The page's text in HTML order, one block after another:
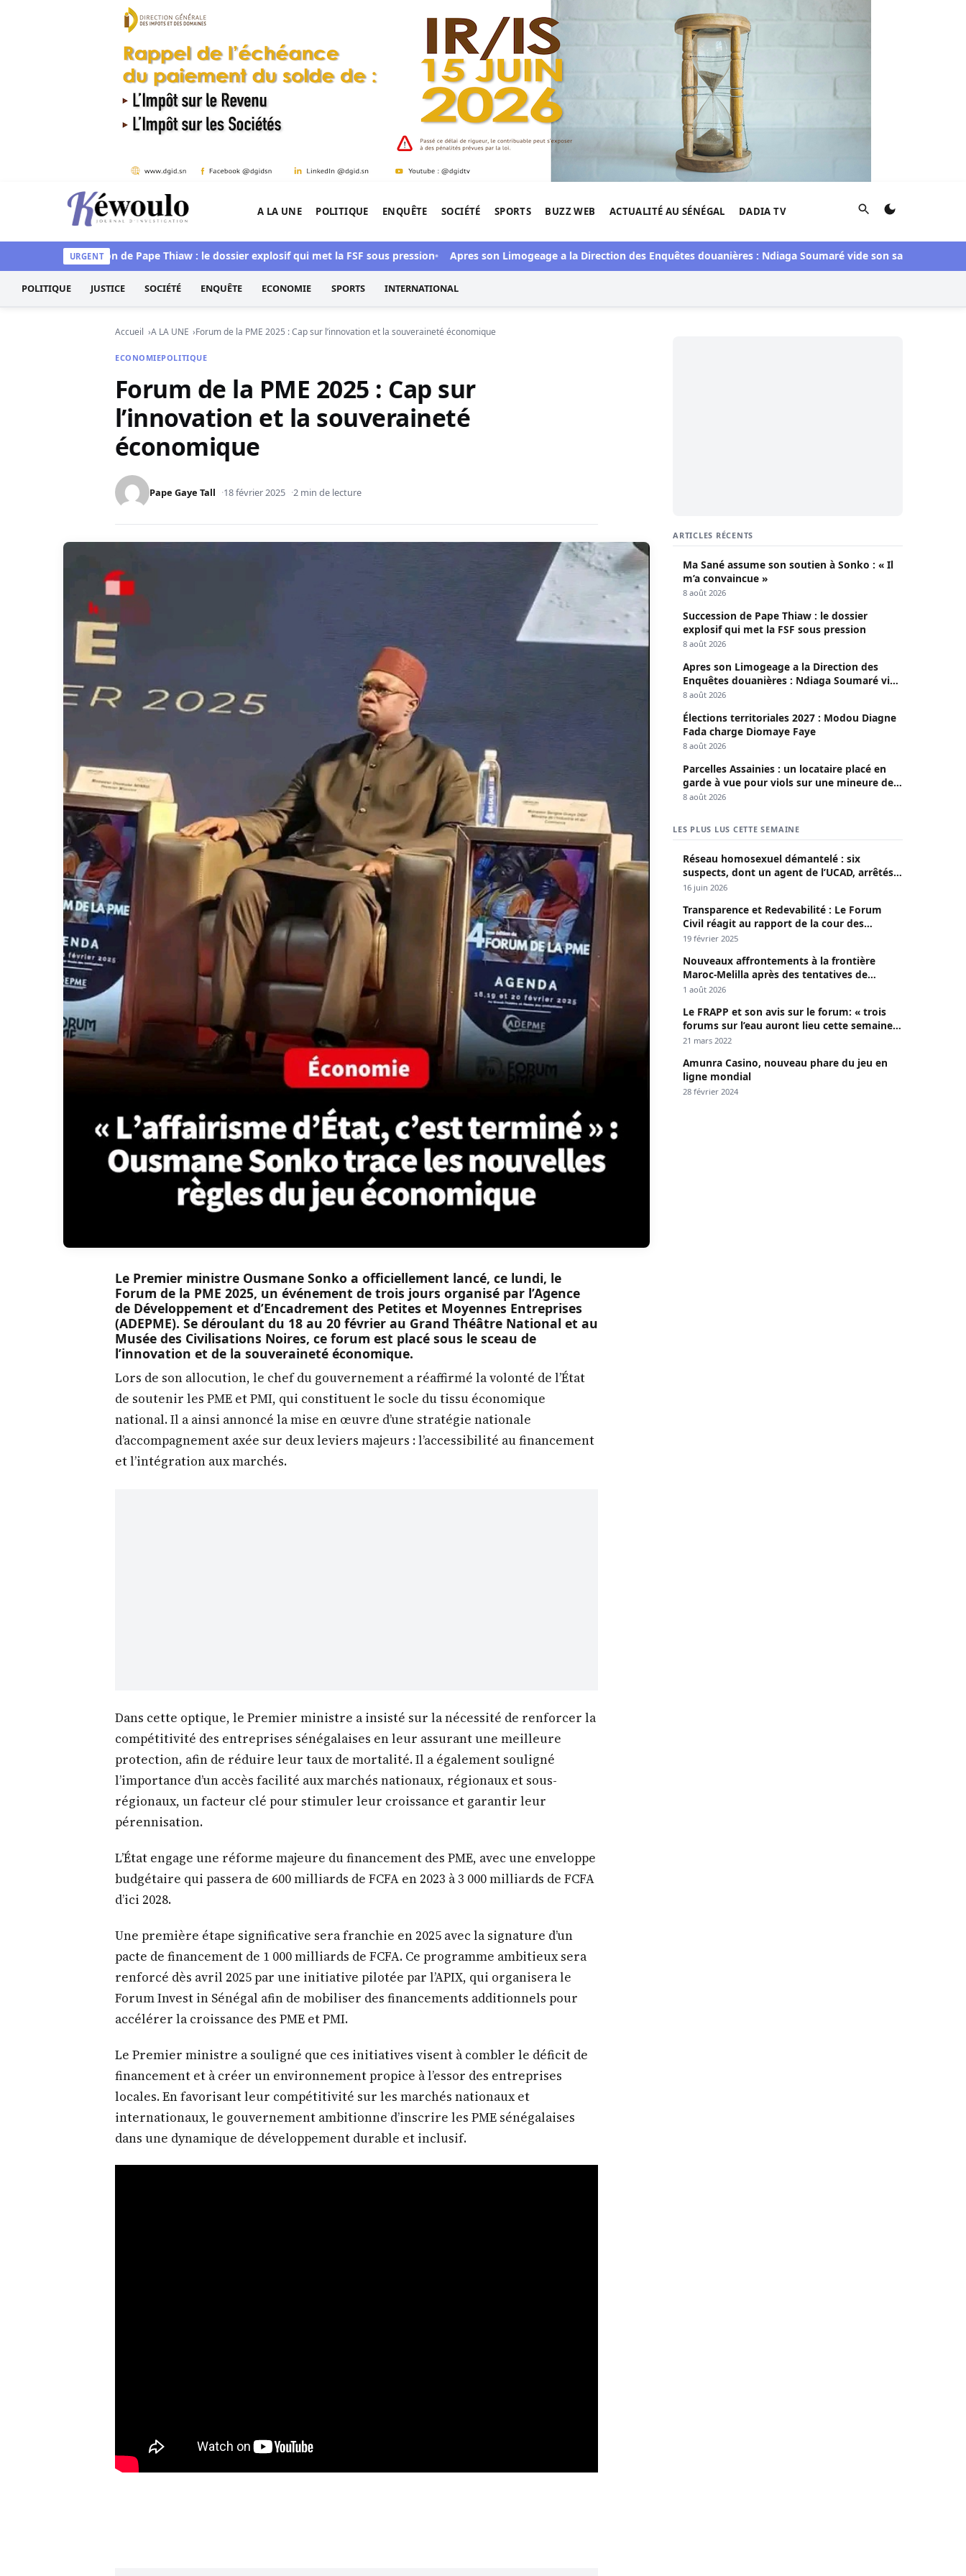
Aller au contenu
Kéwoulo, le premier site d'information et d'investigation de l'Afrique.
A LA UNE POLITIQUE ENQUÊTE SOCIÉTÉ SPORTS BUZZ WEB ACTUALITÉ AU SÉNÉGAL DADIA TV Rechercher
URGENT
Succession de Pape Thiaw : le dossier explosif qui met la FSF sous pression Apres son Limogeage a la Direction des Enquêtes douanières : Ndiaga Soumaré vide son sac Élections
POLITIQUE JUSTICE SOCIÉTÉ ENQUÊTE ECONOMIE SPORTS INTERNATIONAL
Accueil A LA UNE Forum de la PME 2025 : Cap sur l’innovation et la souveraineté économique
ECONOMIEPOLITIQUE
Forum de la PME 2025 : Cap sur
l’innovation et la souveraineté
économique
Pape Gaye Tall 18 février 2025 2 min de lecture
Le Premier ministre Ousmane Sonko a officiellement lancé, ce lundi, le
Forum de la PME 2025, un événement de trois jours organisé par l’Agence
de Développement et d’Encadrement des Petites et Moyennes Entreprises
(ADEPME). Se déroulant du 18 au 20 février au Grand Théâtre National et au
Musée des Civilisations Noires, ce forum est placé sous le sceau de
l’innovation et de la souveraineté économique.
Lors de son allocution, le chef du gouvernement a réaffirmé la volonté de l’État
de soutenir les PME et PMI, qui constituent le socle du tissu économique
national. Il a ainsi annoncé la mise en œuvre d’une stratégie nationale
d’accompagnement axée sur deux leviers majeurs : l’accessibilité au financement
et l’intégration aux marchés.
Dans cette optique, le Premier ministre a insisté sur la nécessité de renforcer la
compétitivité des entreprises sénégalaises en leur assurant une meilleure
protection, afin de réduire leur taux de mortalité. Il a également souligné
l’importance d’un accès facilité aux marchés nationaux, régionaux et sous-
régionaux, un facteur clé pour stimuler leur croissance et garantir leur
pérennisation.
L’État engage une réforme majeure du financement des PME, avec une enveloppe
budgétaire qui passera de 600 milliards de FCFA en 2023 à 3 000 milliards de FCFA
d’ici 2028.
Une première étape significative sera franchie en 2025 avec la signature d’un
pacte de financement de 1 000 milliards de FCFA. Ce programme ambitieux sera
renforcé dès avril 2025 par une initiative pilotée par l’APIX, qui organisera le
Forum Invest in Sénégal afin de mobiliser des financements additionnels pour
accélérer la croissance des PME et PMI.
Le Premier ministre a souligné que ces initiatives visent à combler le déficit de
financement et à créer un environnement propice à l’essor des entreprises
locales. En favorisant leur compétitivité sur les marchés nationaux et
internationaux, le gouvernement ambitionne d’inscrire les PME sénégalaises
dans une dynamique de développement durable et inclusif.
ARTICLES RÉCENTS
Ma Sané assume son soutien à Sonko : « Il
m’a convaincue »
8 août 2026
Succession de Pape Thiaw : le dossier
explosif qui met la FSF sous pression
8 août 2026
Apres son Limogeage a la Direction des
Enquêtes douanières : Ndiaga Soumaré vide
son sac
8 août 2026
Élections territoriales 2027 : Modou Diagne
Fada charge Diomaye Faye
8 août 2026
Parcelles Assainies : un locataire placé en
garde à vue pour viols sur une mineure de
13 ans
8 août 2026
LES PLUS LUS CETTE SEMAINE
Réseau homosexuel démantelé : six
suspects, dont un agent de l’UCAD, arrêtés à
Keur Massar ; l’un avoue avoir propagé le
16 juin 2026
Transparence et Redevabilité : Le Forum
Civil réagit au rapport de la cour des
comptes
19 février 2025
Nouveaux affrontements à la frontière
Maroc-Melilla après des tentatives de
passage
1 août 2026
Le FRAPP et son avis sur le forum: « trois
forums sur l’eau auront lieu cette semaine à
Dakar »
21 mars 2022
Amunra Casino, nouveau phare du jeu en
ligne mondial
28 février 2024